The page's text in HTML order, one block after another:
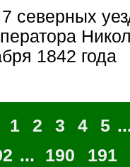
1842 года
1 2 3 4 5
... 190
191